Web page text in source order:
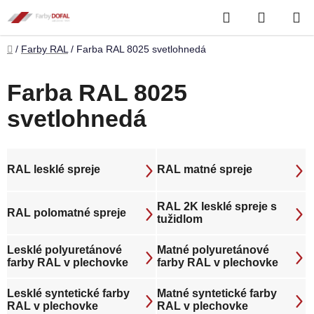
na
obsah
Hľadať
KOŠÍK
Domov
/ Farby RAL / Farba RAL 8025 svetlohnedá
Farba RAL 8025
svetlohnedá
RAL lesklé spreje RAL matné spreje
RAL polomatné spreje
RAL 2K lesklé spreje s
tužidlom
Lesklé polyuretánové
farby RAL v plechovke
Matné polyuretánové
farby RAL v plechovke
Lesklé syntetické farby
RAL v plechovke
Matné syntetické farby
RAL v plechovke